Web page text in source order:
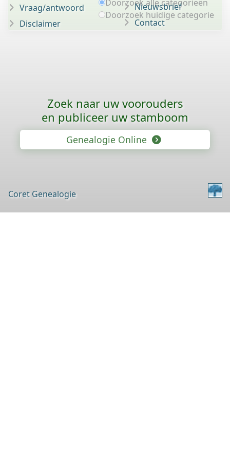
Doorzoek alle categorieën
Doorzoek huidige categorie
Vraag/antwoord
Disclaimer
Nieuwsbrief
Contact
Zoek naar uw voorouders
en publiceer uw stamboom
Genealogie Online
Coret Genealogie